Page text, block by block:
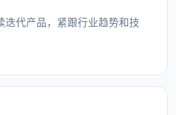
迭代产品，紧跟行业趋势和技